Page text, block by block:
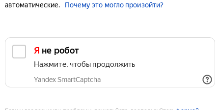
автоматические.
Почему это могло произойти?
Я не робот
Нажмите, чтобы продолжить
Yandex SmartCaptcha